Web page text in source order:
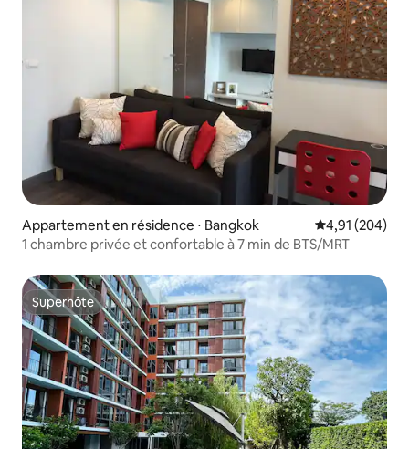
Appartement en résidence ⋅ Bangkok Évaluation
4,91 (204)
1 chambre privée et confortable à 7 min de BTS/MRT
Superhôte
Superhôte